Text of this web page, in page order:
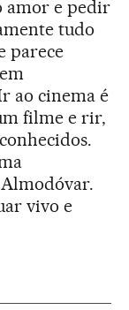
amor e pedir
tudo
parece
ao cinema é
filme e rir,
vivo e